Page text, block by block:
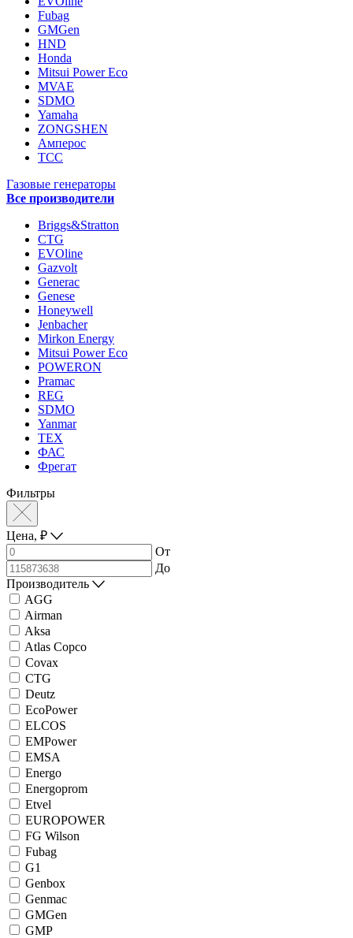
Fubag
GMGen
HND
Honda
Mitsui Power Eco
MVAE
SDMO
Yamaha
ZONGSHEN
Амперос
ТСС
Газовые генераторы
Все производители
Briggs&Stratton
CTG
EVOline
Gazvolt
Generac
Genese
Honeywell
Jenbacher
Mirkon Energy
Mitsui Power Eco
POWERON
Pramac
REG
SDMO
Yanmar
ТЕХ
ФАС
Фрегат
Фильтры
Цена, ₽
От
До
Производитель
AGG
Airman
Aksa
Atlas Copco
Covax
CTG
Deutz
EcoPower
ELCOS
EMPower
EMSA
Energo
Energoprom
Etvel
EUROPOWER
FG Wilson
Fubag
G1
Genbox
Genmac
GMGen
GMP